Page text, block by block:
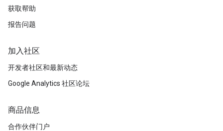
获取帮助
报告问题
加入社区
开发者社区和最新动态
Google Analytics 社区论坛
商品信息
合作伙伴门户